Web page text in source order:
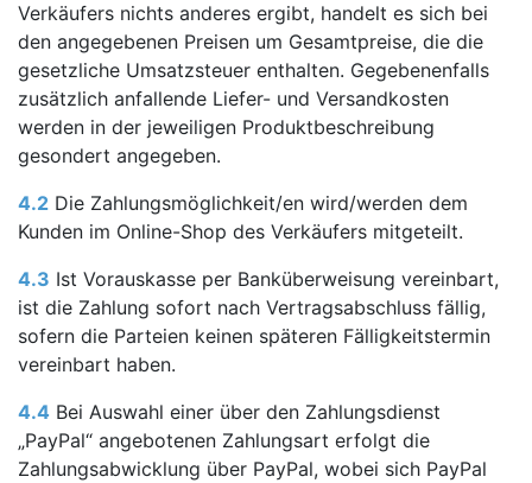
Verkäufers nichts anderes ergibt, handelt es sich bei
den angegebenen Preisen um Gesamtpreise, die die
gesetzliche Umsatzsteuer enthalten. Gegebenenfalls
zusätzlich anfallende Liefer- und Versandkosten
werden in der jeweiligen Produktbeschreibung
gesondert angegeben.
4.2 Die Zahlungsmöglichkeit/en wird/werden dem
Kunden im Online-Shop des Verkäufers mitgeteilt.
4.3 Ist Vorauskasse per Banküberweisung vereinbart,
ist die Zahlung sofort nach Vertragsabschluss fällig,
sofern die Parteien keinen späteren Fälligkeitstermin
vereinbart haben.
4.4 Bei Auswahl einer über den Zahlungsdienst
„PayPal“ angebotenen Zahlungsart erfolgt die
Zahlungsabwicklung über PayPal, wobei sich PayPal